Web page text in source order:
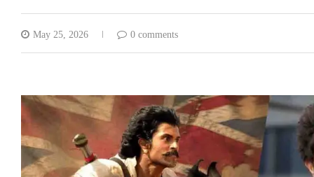
May 25, 2026 0 comments